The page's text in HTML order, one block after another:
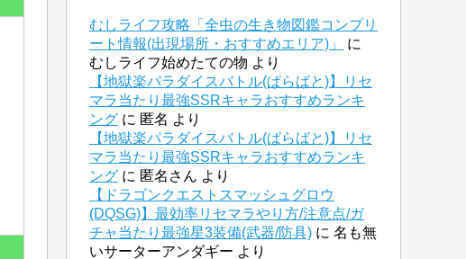
むしライフ攻略「全虫の生き物図鑑コンプリ
ート情報(出現場所・おすすめエリア)」
に
むしライフ始めたての物 より
【地獄楽パラダイスバトル(ぱらばと)】リセ
マラ当たり最強SSRキャラおすすめランキ
ング に 匿名 より
【地獄楽パラダイスバトル(ぱらばと)】リセ
マラ当たり最強SSRキャラおすすめランキ
ング に 匿名さん より
【ドラゴンクエストスマッシュグロウ
(DQSG)】最効率リセマラやり方/注意点/ガ
チャ当たり最強星3装備(武器/防具) に 名も無
いサーターアンダギー より